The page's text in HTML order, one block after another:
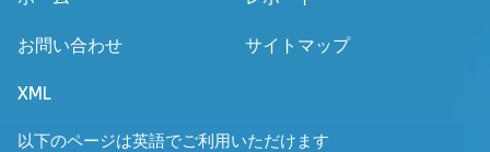
お問い合わせ サイトマップ
XML
以下のページは英語でご利用いただけます